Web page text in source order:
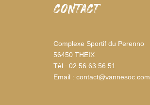
CONTACT
Complexe Sportif du Perenno
56450 THEIX
Tèl : 02 56 63 56 51
Email : contact@vannesoc.com